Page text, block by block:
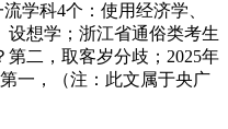
学科4个：使用经济学、
设想学；浙江省通俗类考生
二，取客岁分歧；2025年
一，（注：此文属于央广